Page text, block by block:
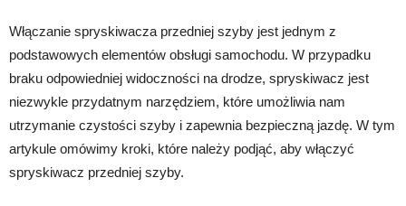
Włączanie spryskiwacza przedniej szyby jest jednym z
podstawowych elementów obsługi samochodu. W przypadku
braku odpowiedniej widoczności na drodze, spryskiwacz jest
niezwykle przydatnym narzędziem, które umożliwia nam
utrzymanie czystości szyby i zapewnia bezpieczną jazdę. W tym
artykule omówimy kroki, które należy podjąć, aby włączyć
spryskiwacz przedniej szyby.